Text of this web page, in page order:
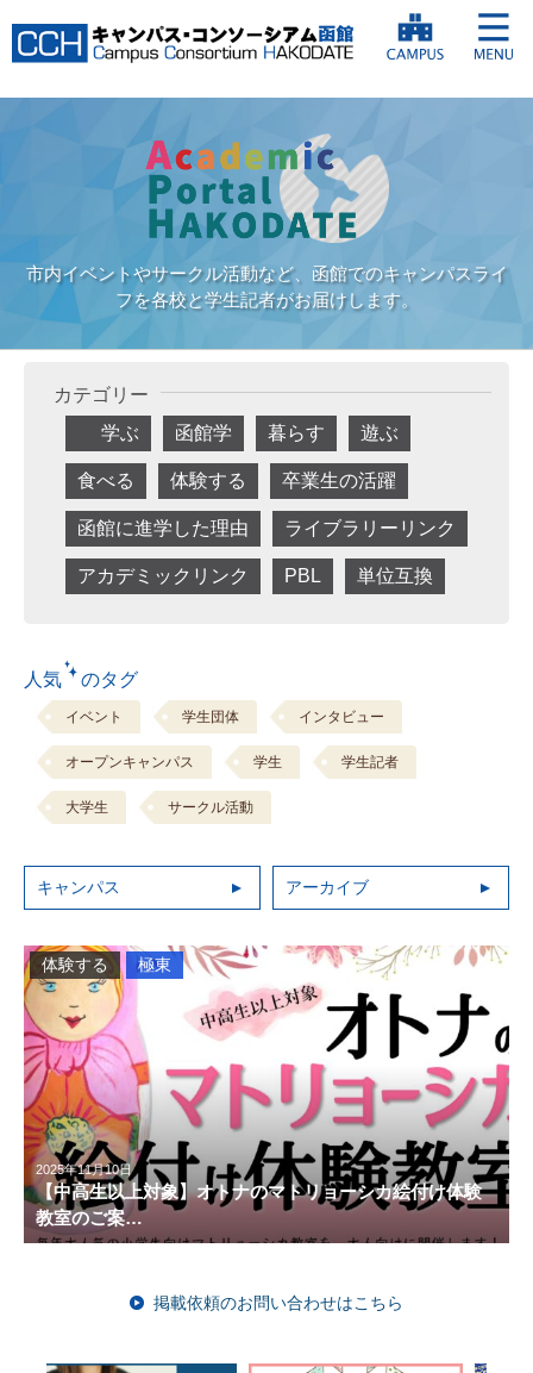
市内イベントやサークル活動など、函館でのキャンパスライ
フを各校と学生記者がお届けします。
カテゴリー
学ぶ
函館学 暮らす 遊ぶ
食べる 体験する 卒業生の活躍
函館に進学した理由 ライブラリーリンク
アカデミックリンク PBL 単位互換
人気 のタグ
イベント 学生団体 インタビュー
オープンキャンパス 学生 学生記者
大学生 サークル活動
キャンパス アーカイブ
2025年11月10日
【中高生以上対象】オトナのマトリョーシカ絵付け体験
教室のご案…
体験する 極東
掲載依頼のお問い合わせはこちら